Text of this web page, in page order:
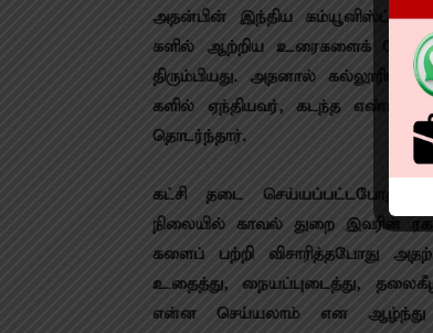
அதன்​பின் இந்திய கம்யூனிஸ்ட்
களில் ஆற்றிய உரைகளைக்
திரும்​பியது. அதனால் கல்லூரிப்
களில் ஏந்தி​ய​வர், கடந்த எண்பது
தொடர்​ந்தார்.
கட்சி தடை செய்​யப்​பட்​ட​போது
நிலையில் காவல் துறை இவரின்
களைப் பற்றி விசா​ரித்த​போது
உதைத்து, நையப்பு​டைத்து,
என்ன செய்​ய​லாம் என ஆழ்ந்து